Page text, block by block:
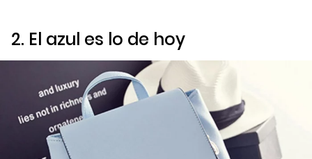
2. El azul es lo de hoy